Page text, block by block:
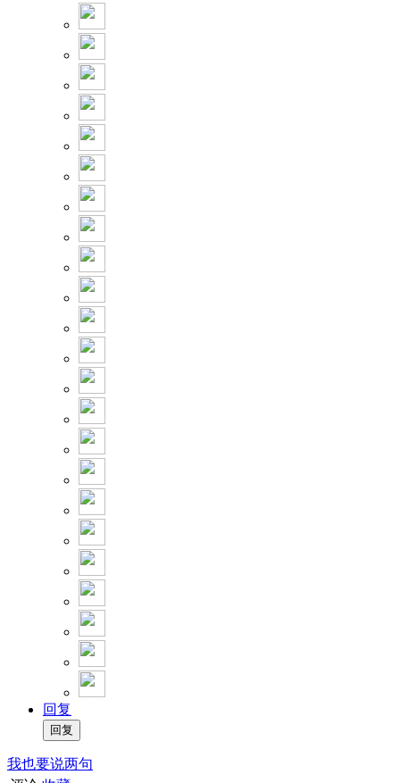
回复
我也要说两句